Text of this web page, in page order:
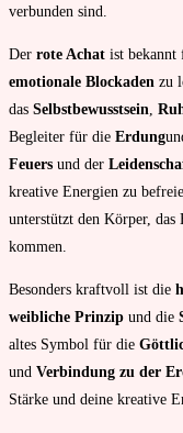
verbunden sind.
Der rote Achat ist bekannt
emotionale Blockaden zu
das Selbstbewusstsein,
Begleiter für die Erdung
Feuers und der
kreative Energien zu
unterstützt den Körper,
kommen.
Besonders kraftvoll ist die
weibliche Prinzip und die
altes Symbol für die
und Verbindung zu der
Stärke und deine kreative